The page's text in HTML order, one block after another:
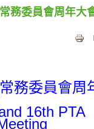
務委員會周年大
務委員會周
16th PTA